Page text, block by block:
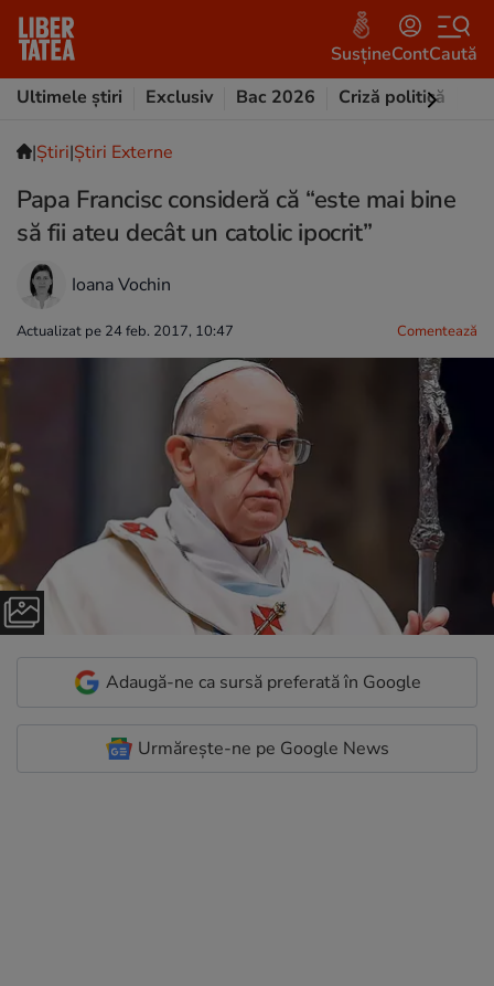
SusțineContCaută
Ultimele știri
Exclusiv Bac 2026 Criză politică
|Ştiri|Știri Externe
Papa Francisc consideră că “este mai bine
să fii ateu decât un catolic ipocrit”
Ioana Vochin
Actualizat pe 24 feb. 2017, 10:47 Comentează
Adaugă-ne ca sursă preferată în Google
Urmărește-ne pe Google News